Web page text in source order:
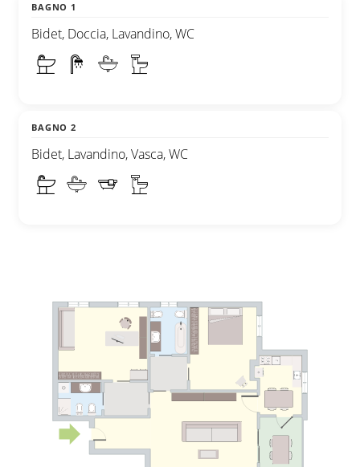
BAGNO 1
Bidet, Doccia, Lavandino, WC
BAGNO 2
Bidet, Lavandino, Vasca, WC